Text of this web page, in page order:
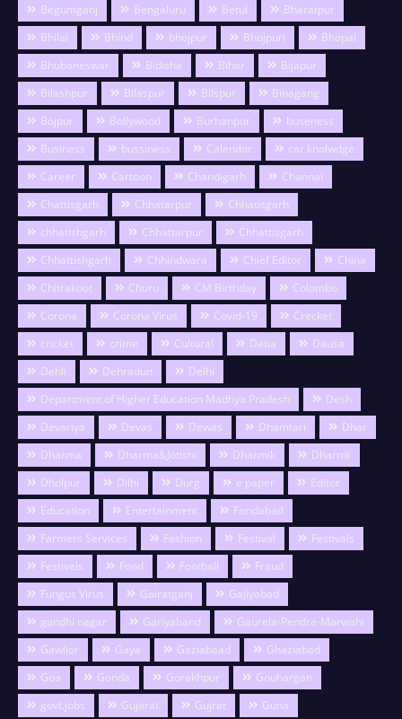
Begumganj
Bengaluru Betul
Bharatpur
Bhilai
Bhind bhojpur Bhojpuri
Bhopal
Bhubaneswar
Bidisha Bihar
Bijapur
Bilashpur
Bilaspur Bilspur
Binagang
Bojpur
Bollywood Burhanpur
buseness
Business
bussiness Calendor
car knolwdge
Career
Cartoon Chandigarh
Channai
Chattisgarh
Chhatarpur
Chhatisgarh
chhatishgarh
Chhattarpur
Chhattisgarh
Chhattishgarh
Chhindwara Chief Editor
China
Chitrakoot
Churu CM Birthday
Colombo
Corona
Corona Virus Covid-19
Crecket
cricket
crime Cultural Datia
Dausa
Dehli
Dehradun
Delhi
Department of Higher Education Madhya Pradesh
Desh
Devariya
Devas Dewas Dhamtari
Dhar
Dharma
Dharma&Jotishi Dharmik
Dharnik
Dholpur
Dilhi Durg e paper
Editor
Education
Entertainment
Faridabad
Farmers Services
Fashion Festival
Festivals
Festivels
Food Football
Fraud
Fungus Virus
Gairatganj
Gajiyabad
gandhi nagar
Gariyaband
Gaurela-Pendra-Marwahi
Gawlior
Gaya Gaziabaad
Ghaziabad
Goa
Gonda Gorakhpur
Gouhargan
govt.jobs
Gujarat Gujrat
Guna